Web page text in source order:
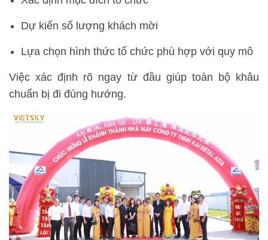
Dự kiến số lượng khách mời
Lựa chọn hình thức tổ chức phù hợp với quy mô
Việc xác định rõ ngay từ đầu giúp toàn bộ khâu
chuẩn bị đi đúng hướng.